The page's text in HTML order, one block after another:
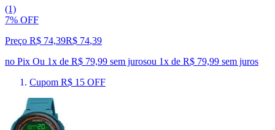
(1)
7% OFF
Preço R$ 74,39R$ 74,39
no Pix Ou 1x de R$ 79,99 sem jurosou 1x de R$ 79,99 sem juros
Cupom R$ 15 OFF